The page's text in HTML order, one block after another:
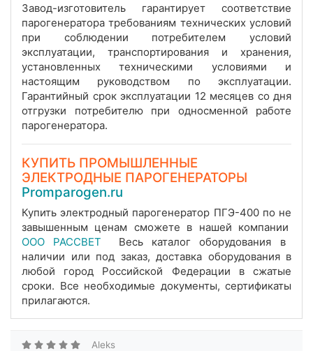
Завод-изготовитель гарантирует соответствие
парогенератора требованиям технических условий
при соблюдении потребителем условий
эксплуатации, транспортирования и хранения,
установленных техническими условиями и
настоящим руководством по эксплуатации.
Гарантийный срок эксплуатации 12 месяцев со дня
отгрузки потребителю при односменной работе
парогенератора.
КУПИТЬ ПРОМЫШЛЕННЫЕ
ЭЛЕКТРОДНЫЕ ПАРОГЕНЕРАТОРЫ
Promparogen.ru
Купить электродный парогенератор ПГЭ-400 по не
завышенным ценам сможете в нашей компании
ООО РАССВЕТ
Весь каталог оборудования в
наличии или под заказ, доставка оборудования в
любой город Российской Федерации в сжатые
сроки. Все необходимые документы, сертификаты
прилагаются.
Aleks